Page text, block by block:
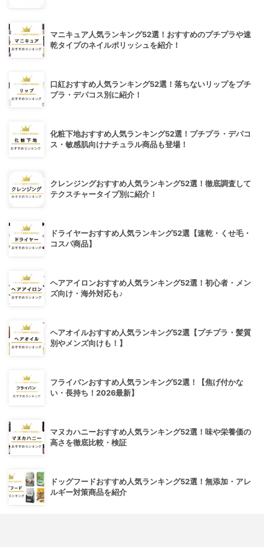
マニキュア人気ランキング52選！おすすめのプチプラや速
乾タイプのネイルポリッシュを紹介！
口紅おすすめ人気ランキング52選！落ちないリップをプチ
プラ・デパコス別に紹介！
化粧下地おすすめ人気ランキング52選！プチプラ・デパコ
ス・敏感肌向けナチュラル商品も登場！
クレンジングおすすめ人気ランキング52選！徹底調査して
テクスチャータイプ別に紹介！
ドライヤーおすすめ人気ランキング52選【速乾・くせ毛・
コスパ商品】
ヘアアイロンおすすめ人気ランキング52選！初心者・メン
ズ向け・海外対応も♪
ヘアオイルおすすめ人気ランキング52選【プチプラ・髪質
別やメンズ向けも！】
フライパンおすすめ人気ランキング52選！【焦げ付かな
い・長持ち！2026最新】
マヌカハニーおすすめ人気ランキング52選！味や栄養価の
高さを徹底比較・検証
ドッグフードおすすめ人気ランキング52選！無添加・アレ
ルギー対策商品を紹介